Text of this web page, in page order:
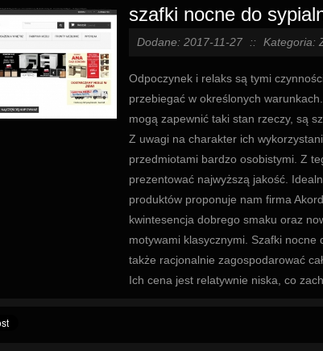
szafki nocne do
Dodane: 2017-11-27 :: Kategoria:
Odpoczynek i relaks są tymi
przebiegać w określonych
mogą zapewnić taki stan rzeczy, są
Z uwagi na charakter ich
przedmiotami bardzo osobistymi. Z
prezentować najwyższą jakość.
produktów proponuje nam firma
kwintesencja dobrego smaku oraz
motywami klasycznymi. Szafki nocne
także racjonalnie zagospodarować
Ich cena jest relatywnie niska, co